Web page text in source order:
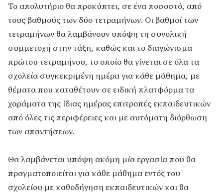
Το απολυτήριο θα προκύπτει, σε ένα ποσοστό, από
τους βαθμούς των δύο τετραμήνων. Οι βαθμοί των
τετραμήνων θα λαμβάνουν υπόψη τη συνολική
συμμετοχή στην τάξη, καθώς και το διαγώνισμα
πρώτου τετραμήνου, το οποίο θα γίνεται σε όλα τα
σχολεία συγκεκριμένη ημέρα για κάθε μάθημα, με
θέματα που καταθέτουν σε ειδική πλατφόρμα τα
χαράματα της ίδιας ημέρας επιτροπές εκπαιδευτικών
από όλες τις περιφέρειες και με αυτόματη διόρθωση
των απαντήσεων.
Θα λαμβάνεται υπόψη ακόμη μία εργασία που θα
πραγματοποιείται για κάθε μάθημα εντός του
σχολείου με καθοδήγηση εκπαιδευτικών και θα